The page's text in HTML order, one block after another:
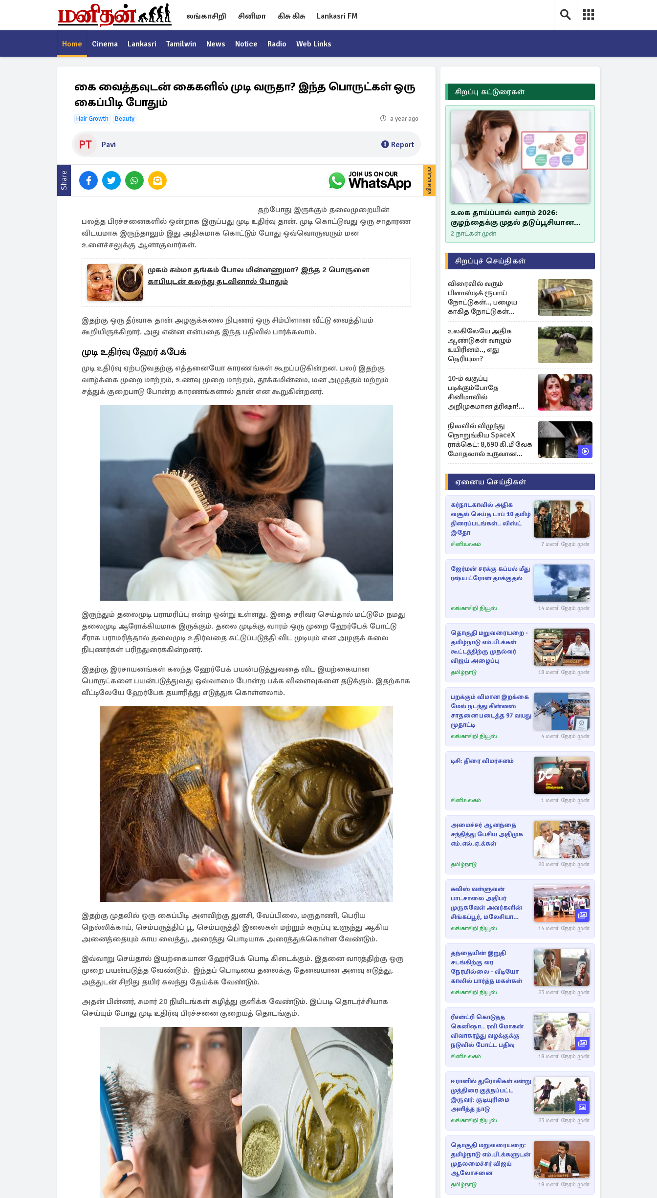
லங்காசிறி சினிமா கிசு கிசு Lankasri FM
Home Cinema Lankasri Tamilwin News Notice Radio Web Links
கை வைத்தவுடன் கைகளில் முடி வருதா? இந்த பொருட்கள் ஒரு
கைப்பிடி போதும்
Hair Growth Beauty a year ago
Pavi Report
Share விளம்பரம்
தற்போது இருக்கும் தலைமுறையின்
பலத்த பிரச்சனைகளில் ஒன்றாக இருப்பது முடி உதிர்வு தான். முடி கொட்டுவது ஒரு சாதாரண
விடயமாக இருந்தாலும் இது அதிகமாக கொட்டும் போது ஒவ்வொருவரும் மன
உளைச்சலுக்கு ஆளாகுவார்கள்.
முகம் சும்மா தங்கம் போல மின்னணுமா? இந்த 2 பொருளை
காபியுடன் கலந்து தடவினால் போதும்
இதற்கு ஒரு தீர்வாக தான் அழகுக்கலை நிபுணர் ஒரு சிம்பிளான வீட்டு வைத்தியம்
கூறியிருக்கிறார். அது என்ன என்பதை இந்த பதிவில் பார்க்கலாம்.
முடி உதிர்வு ஹேர் ஃபேக்
முடி உதிர்வு ஏற்படுவதற்கு எத்தனையோ காரணங்கள் கூறப்படுகின்றன. பலர் இதற்கு
வாழ்க்கை முறை மாற்றம், உணவு முறை மாற்றம், தூக்கமின்மை, மன அழுத்தம் மற்றும்
சத்துக் குறைபாடு போன்ற காரணங்களால் தான் என கூறுகின்றனர்.
இருந்தும் தலைமுடி பராமரிப்பு என்ற ஒன்று உள்ளது. இதை சரிவர செய்தால் மட்டுமே நமது
தலைமுடி ஆரோக்கியமாக இருக்கும். தலை முடிக்கு வாரம் ஒரு முறை ஹேர்பேக் போட்டு
சீராக பராமரித்தால் தலைமுடி உதிர்வதை கட்டுப்படுத்தி விட முடியும் என அழகுக் கலை
நிபுணர்கள் பரிந்துரைக்கின்றனர்.
இதற்கு இரசாயனங்கள் கலந்த ஹேர்பேக் பயன்படுத்துவதை விட இயற்கையான
பொருட்களை பயன்படுத்துவது ஒவ்வாமை போன்ற பக்க விளைவுகளை தடுக்கும். இதற்காக
வீட்டிலேயே ஹேர்பேக் தயாரித்து எடுத்துக் கொள்ளலாம்.
இதற்கு முதலில் ஒரு கைப்பிடி அளவிற்கு துளசி, வேப்பிலை, மருதாணி, பெரிய
நெல்லிக்காய், செம்பருத்திப் பூ, செம்பருத்தி இலைகள் மற்றும் கருப்பு உளுந்து ஆகிய
அனைத்தையும் காய வைத்து, அரைத்து பொடியாக அரைத்துக்கொள்ள வேண்டும்.
இவ்வாறு செய்தால் இயற்கையான ஹேர்பேக் பொடி கிடைக்கும். இதனை வாரத்திற்கு ஒரு
முறை பயன்படுத்த வேண்டும். இந்தப் பொடியை தலைக்கு தேவையான அளவு எடுத்து,
அத்துடன் சிறிது தயிர் கலந்து தேய்க்க வேண்டும்.
அதன் பின்னர், சுமார் 20 நிமிடங்கள் கழித்து குளிக்க வேண்டும். இப்படி தொடர்ச்சியாக
செய்யும் போது முடி உதிர்வு பிரச்சனை குறையத் தொடங்கும்.
சிறப்பு கட்டுரைகள்
உலக தாய்ப்பால் வாரம் 2026:
குழந்தைக்கு முதல் தடுப்பூசியான
சீம்பாலின் முக்கியத்துவம்!
2 நாட்கள் முன்
சிறப்புச் செய்திகள்
விரைவில் வரும்
பிளாஸ்டிக் ரூபாய்
நோட்டுகள்.., பழைய
காகித நோட்டுகள்
செல்லுமா?
உலகிலேயே அதிக
ஆண்டுகள் வாழும்
உயிரினம்.., எது
தெரியுமா?
10-ம் வகுப்பு
படிக்கும்போதே
சினிமாவில்
அறிமுகமான த்ரிஷா!
உண்மையை பகிர்ந்த
இயக்குநர் பிரவீன் காந்தி
நிலவில் விழுந்து
நொறுங்கிய SpaceX
ராக்கெட்: 8,690 கி.மீ வேக
மோதலால் உருவான
புதிய பள்ளம்!
ஏனைய செய்திகள்
கர்நாடகாவில் அதிக
வசூல் செய்த டாப் 10 தமிழ்
திரைப்படங்கள்.. லிஸ்ட்
இதோ
சினிஉலகம் 7 மணி நேரம் முன்
ஜேர்மன் சரக்கு கப்பல் மீது
ரஷ்ய ட்ரோன் தாக்குதல்
லங்காசிறி நியூஸ் 14 மணி நேரம் முன்
தொகுதி மறுவரையறை -
தமிழ்நாடு எம்.பி.க்கள்
கூட்டத்திற்கு முதல்வர்
விஜய் அழைப்பு
தமிழ்நாடு 18 மணி நேரம் முன்
பறக்கும் விமான இறக்கை
மேல் நடந்து கின்னஸ்
சாதனை படைத்த 97 வயது
மூதாட்டி
லங்காசிறி நியூஸ் 4 மணி நேரம் முன்
டிசி: திரை விமர்சனம்
சினிஉலகம் 1 மணி நேரம் முன்
அமைச்சர் ஆனந்தை
சந்தித்து பேசிய அதிமுக
எம்.எல்.ஏ.க்கள்
தமிழ்நாடு 20 மணி நேரம் முன்
சுவிஸ் வள்ளுவன்
பாடசாலை அதிபர்
முருகவேள் அவர்களின்
சிங்கப்பூர், மலேசியா
மற்றும் தமிழ்நாடு பயண
லங்காசிறி நியூஸ் 14 மணி நேரம் முன்
தந்தையின் இறுதி
சடங்கிற்கு வர
நேரமில்லை - வீடியோ
காலில் பார்த்த மகள்கள்
லங்காசிறி நியூஸ் 23 மணி நேரம் முன்
ரீஎன்ட்ரி கொடுத்த
கெனிஷா.. ரவி மோகன்
விவாகரத்து வழக்குக்கு
நடுவில் போட்ட பதிவு
சினிஉலகம் 18 மணி நேரம் முன்
ஈரானில் துரோகிகள் என்று
முத்திரை குத்தப்பட்ட
இருவர்: குடியுரிமை
அளித்த நாடு
லங்காசிறி நியூஸ் 23 மணி நேரம் முன்
தொகுதி மறுவரையறை:
தமிழ்நாடு எம்.பி.க்களுடன்
முதலமைச்சர் விஜய்
ஆலோசனை
தமிழ்நாடு 18 மணி நேரம் முன்